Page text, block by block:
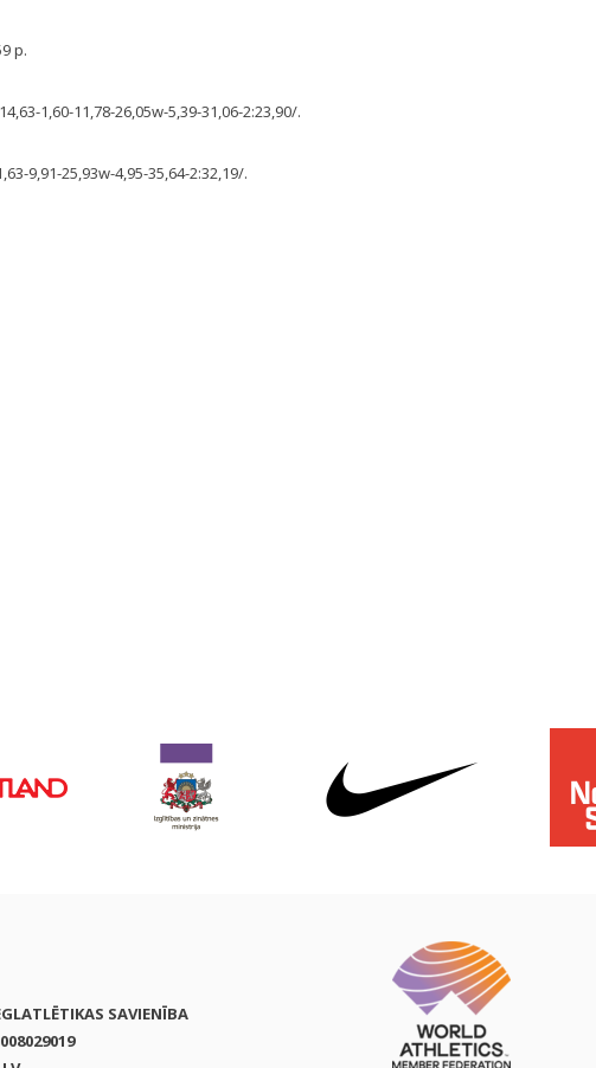
p.
1,60-11,78-26,05w-5,39-31,06-2:23,90/.
9,91-25,93w-4,95-35,64-2:32,19/.
SAVIENĪBA